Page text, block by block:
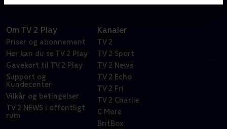
Om TV 2 Play
Priser og abonnement
Her kan du se TV 2 Play
Gavekort til TV 2 Play
Support og
Kundecenter
Vilkår og betingelser
TV 2 NEWS i offentligt
rum
Kanaler
TV 2
TV 2 Sport
TV 2 News
TV 2 Echo
TV 2 Fri
TV 2 Charlie
C More
BritBox